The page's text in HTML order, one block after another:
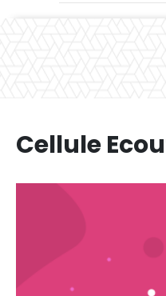
Cellule